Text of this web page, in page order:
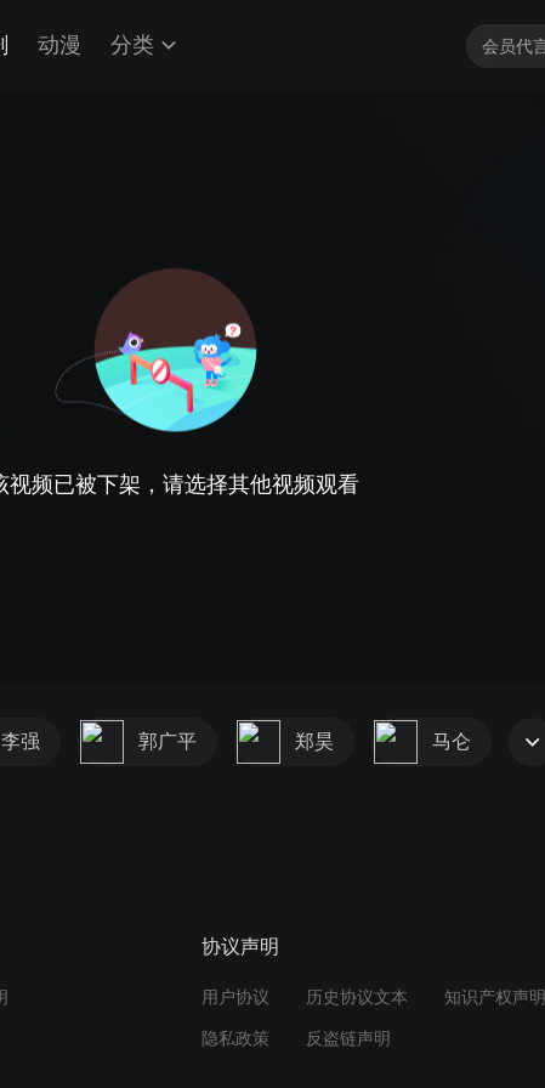
动漫 分类
视频已被下架，请选择其他视频观看
李强 郭广平 郑昊 马仑
协议声明
用户协议 历史协议文本 知识产权声明
隐私政策 反盗链声明